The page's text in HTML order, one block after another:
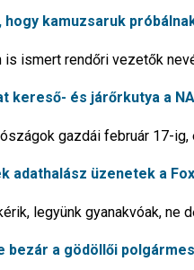
kamuzsaruk
is ismert rendőri vezetők
kereső- és járőrkutya a
gazdái február 17-
adathalász üzenetek a
legyünk gyanakvóak, ne
bezár a gödöllői